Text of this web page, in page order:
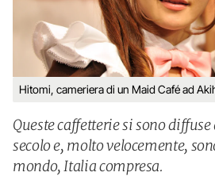
Hitomi, cameriera di un Maid Café ad
Queste caffetterie si sono
secolo e, molto velocemente,
mondo, Italia compresa.